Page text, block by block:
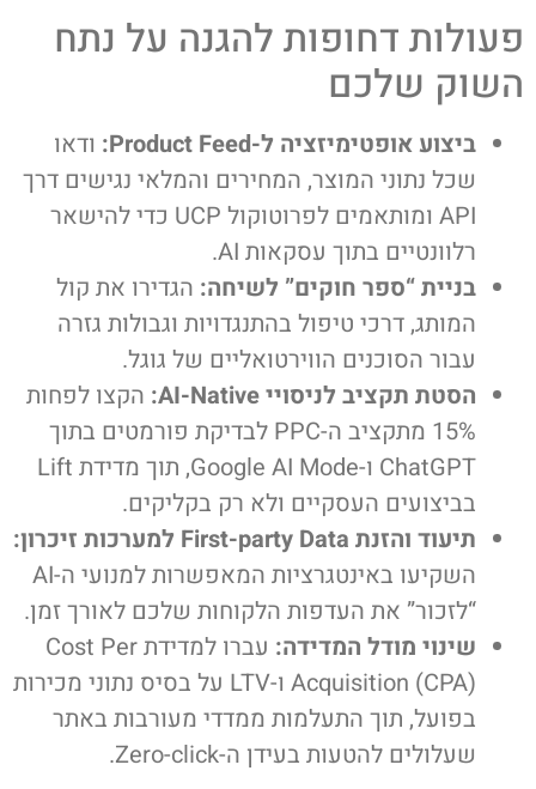
פעולות דחופות להגנה על נתח
השוק שלכם
ביצוע אופטימיזציה ל-Product Feed:
ודאו
שכל נתוני המוצר, המחירים והמלאי נגישים דרך
API ומותאמים לפרוטוקול UCP כדי להישאר
רלוונטיים בתוך עסקאות AI.
בניית “ספר חוקים” לשיחה: הגדירו את קול
המותג, דרכי טיפול בהתנגדויות וגבולות גזרה
עבור הסוכנים הווירטואליים של גוגל.
הסטת תקציב לניסויי AI-Native:
הקצו לפחות
15% מתקציב ה-PPC לבדיקת פורמטים בתוך
ChatGPT ו-Google AI Mode, תוך מדידת Lift
בביצועים העסקיים ולא רק בקליקים.
תיעוד והזנת First-party Data למערכות זיכרון:
השקיעו באינטגרציות המאפשרות למנועי ה-AI
“לזכור” את העדפות הלקוחות שלכם לאורך זמן.
שינוי מודל המדידה:
עברו למדידת Cost Per
Acquisition (CPA) ו-LTV על בסיס נתוני מכירות
בפועל, תוך התעלמות ממדדי מעורבות באתר
שעלולים להטעות בעידן ה-Zero-click.